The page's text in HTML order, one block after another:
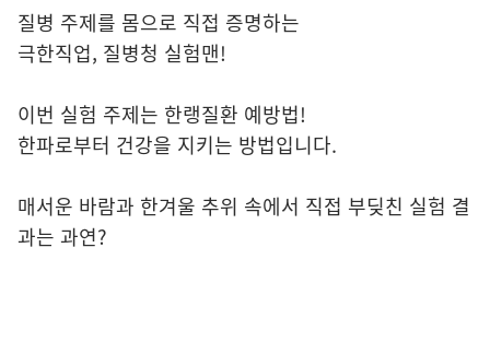
질병 주제를 몸으로 직접 증명하는
극한직업, 질병청 실험맨!
이번 실험 주제는 한랭질환 예방법!
한파로부터 건강을 지키는 방법입니다.
매서운 바람과 한겨울 추위 속에서 직접 부딪친 실험 결
과는 과연?